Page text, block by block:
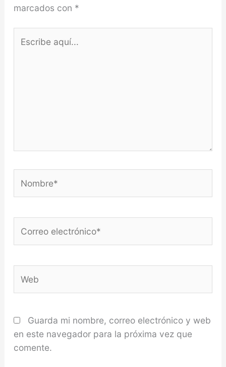
marcados con *
aquí...
electrónico*
Guarda mi nombre, correo electrónico y web
en este navegador para la próxima vez que
comente.